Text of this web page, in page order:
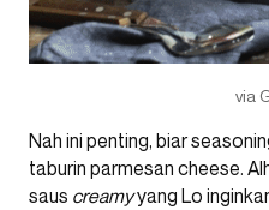
via
Nah ini penting, biar
taburin parmesan cheese.
saus creamyyang Lo